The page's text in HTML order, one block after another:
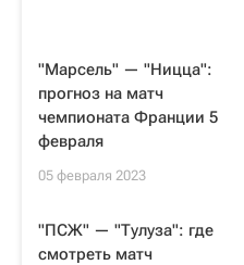
"Марсель" — "Ницца":
прогноз на матч
чемпионата Франции 5
февраля
05 февраля 2023
"ПСЖ" — "Тулуза": где
смотреть матч